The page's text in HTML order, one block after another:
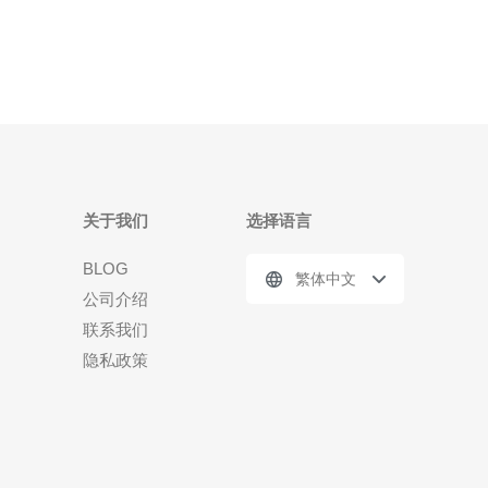
关于我们
BLOG
公司介绍
联系我们
隐私政策
选择语言
繁体中文